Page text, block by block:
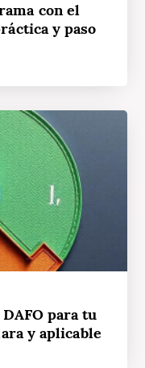
con el
y paso
para tu
y aplicable